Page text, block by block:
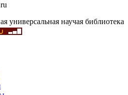
универсальная научая библиотека